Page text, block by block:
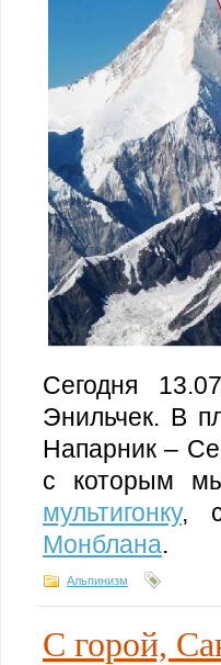
Сегодня
Энильчек. В
Напарник –
с которым
мультигонку,
Монблана.
Альпинизм
С горой,